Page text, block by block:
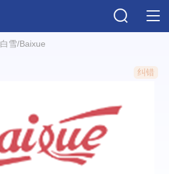
白雪/Baixue
纠错